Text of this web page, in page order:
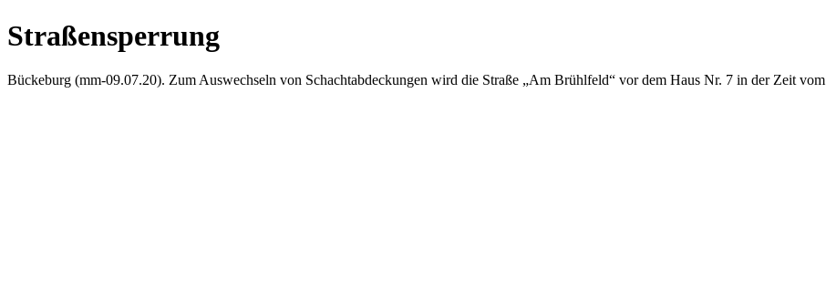
Straßensperrung
Bückeburg (mm-09.07.20). Zum Auswechseln von Schachtabdeckungen wird die Straße „Am Brühlfeld“ vor dem Haus Nr. 7 in der Zeit vom